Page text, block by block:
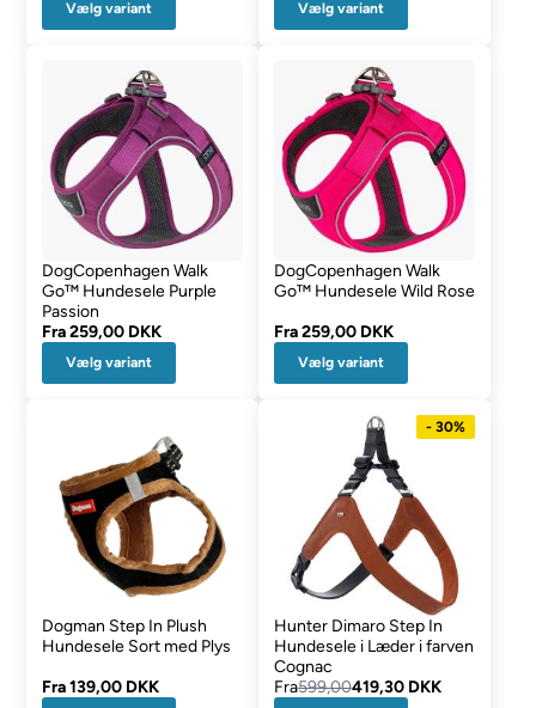
Vælg variant Vælg variant
DogCopenhagen Walk
Go™ Hundesele Purple
Passion
Fra259,00 DKK
Vælg variant
DogCopenhagen Walk
Go™ Hundesele Wild Rose
Fra259,00 DKK
Vælg variant
Dogman Step In Plush
Hundesele Sort med Plys
Fra139,00 DKK
- 30%
Hunter Dimaro Step In
Hundesele i Læder i farven
Cognac
Fra599,00419,30 DKK